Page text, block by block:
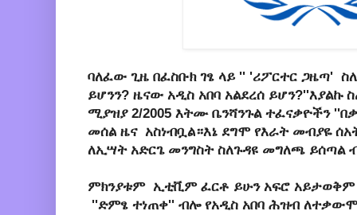
ባለፈው ጊዜ በፈስቡክ ገፄ ላይ '' 'ሪፖርተር ጋዜጣ'
ይሆንን? ዜናው አዲስ አበባ አልደረሰ
ሚያዝያ 2/2005 እትሙ ቤንሻንጉል ተፈናቃዮችን
መሰል ዜና አስነብቧል።እኔ ደግሞ የእራት መብያዬ
ለኢሣት አድርጌ መንግስት ስለጉዳዩ መግለጫ ይሰጣል
ምክንያቱም ኢቲቪም ፈርቶ ይሁን አፍሮ አይታወቅም
''ድምፄ ተነጠቀ'' ብሎ የአዲስ አበባ ሕዝብ